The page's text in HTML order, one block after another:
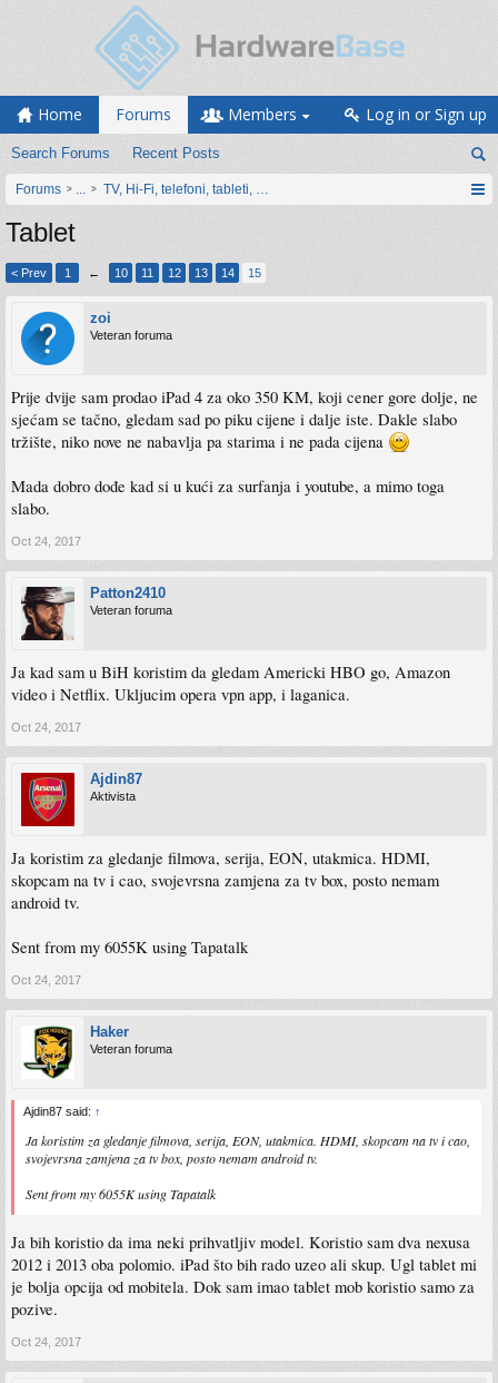
Home Forums
Search Forums Recent Posts
Members Log in or Sign up
Forums ... TV, Hi-Fi, telefoni, tableti, satovi, IoT oprema
Tablet
< Prev 1 ← 10 11 12 13 14 15
zoi
Veteran foruma
Prije dvije sam prodao iPad 4 za oko 350 KM, koji cener gore dolje, ne
sjećam se tačno, gledam sad po piku cijene i dalje iste. Dakle slabo
tržište, niko nove ne nabavlja pa starima i ne pada cijena
Mada dobro dođe kad si u kući za surfanja i youtube, a mimo toga
slabo.
Oct 24, 2017
Patton2410
Veteran foruma
Ja kad sam u BiH koristim da gledam Americki HBO go, Amazon
video i Netflix. Ukljucim opera vpn app, i laganica.
Oct 24, 2017
Ajdin87
Aktivista
Ja koristim za gledanje filmova, serija, EON, utakmica. HDMI,
skopcam na tv i cao, svojevrsna zamjena za tv box, posto nemam
android tv.
Sent from my 6055K using Tapatalk
Oct 24, 2017
Haker
Veteran foruma
Ajdin87 said: ↑
Ja koristim za gledanje filmova, serija, EON, utakmica. HDMI, skopcam na tv i cao,
svojevrsna zamjena za tv box, posto nemam android tv.
Sent from my 6055K using Tapatalk
Ja bih koristio da ima neki prihvatljiv model. Koristio sam dva nexusa
2012 i 2013 oba polomio. iPad što bih rado uzeo ali skup. Ugl tablet mi
je bolja opcija od mobitela. Dok sam imao tablet mob koristio samo za
pozive.
Oct 24, 2017